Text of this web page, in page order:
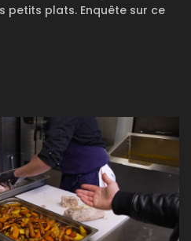
petits plats. Enquête sur ce